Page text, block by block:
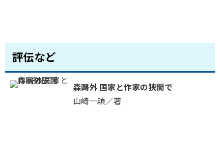
評伝など
森鷗外 国家と作家の狭間で
山崎一穎／著